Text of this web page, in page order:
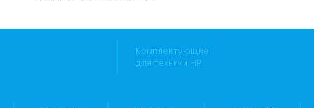
Комплектующие
для техники HP